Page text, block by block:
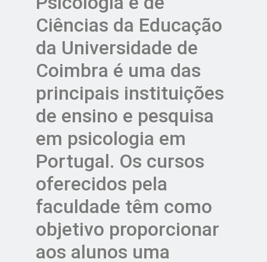
Ciências da Educação
da Universidade de
Coimbra é uma das
principais instituições
de ensino e pesquisa
em psicologia em
Portugal. Os cursos
oferecidos pela
faculdade têm como
objetivo proporcionar
aos alunos uma